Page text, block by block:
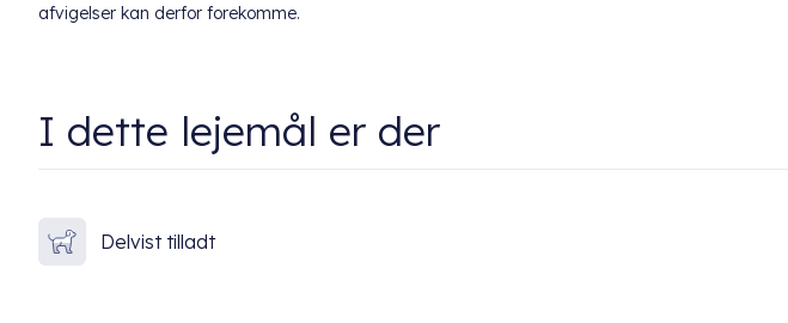
afvigelser kan derfor forekomme.
I dette lejemål er der
Delvist tilladt